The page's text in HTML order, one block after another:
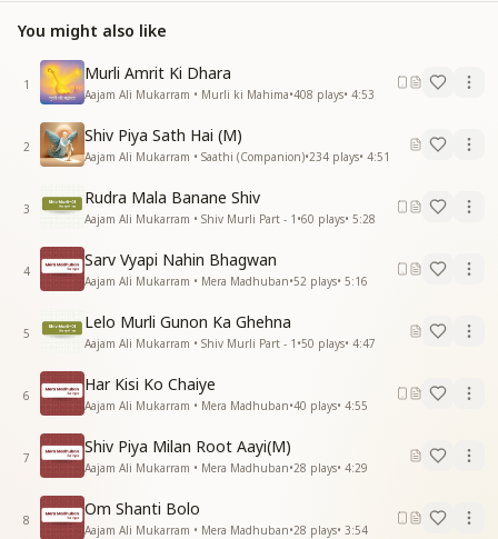
पहले विकारों का दान करो तुम और से भी कराओ
प्रभु मिलन मनाना हो तो आबू में सब चले आओ
उनकी दृष्टी पड जाएगी वो तन मन पावन कर जाएगी
रहमन कोडी से हिरा तेरा पल में हो जाएगा
मनमनाभव मामेंकम से पाए है हमने शिवम
जन्मोंजन्मांतरकी प्रभुदर्शन प्यासी तड़पती है ये आत्माएं
जन्मोंजन्मांतरकी प्रभुदर्शन प्यासी तड़पती ये आत्माएं
जीवन सुख दुख खेल बना है खेल रहे हम बाजी
प्रार्थना पूजा अजान से ही शिवजी होते है राजी
सच्चे दिलसे दिलवालो की प्रभुजी माला बनाते है
ज्ञान योग धारणा सेवा से जो जीवन बनाते है
मुक्ति जीवन मुक्ति से ही प्रभु जी ये सृष्टी चलाए
जन्मोंजन्मांतरकी प्रभुदर्शन प्यासी तड़पती है ये आत्माएं
मंदिर मस्जिद गिरिजा गुरुद्वारे में प्रभु पियाको बुलाए
जन्मोंजन्मांतरकी प्रभुदर्शन प्यासी तड़पती है ये आत्माएं
जन्मोंजन्मांतरकी प्रभुदर्शन प्यासी तड़पती है ये आत्माएं
_________
You might also like
1
Murli Amrit Ki Dhara
Aajam Ali Mukarram • Murli ki Mahima•408 plays• 4:53
2
Shiv Piya Sath Hai (M)
Aajam Ali Mukarram • Saathi (Companion)•234 plays• 4:51
3
Rudra Mala Banane Shiv
Aajam Ali Mukarram • Shiv Murli Part - 1 •60 plays• 5:28
4
Sarv Vyapi Nahin Bhagwan
Aajam Ali Mukarram • Mera Madhuban•52 plays• 5:16
5
Lelo Murli Gunon Ka Ghehna
Aajam Ali Mukarram • Shiv Murli Part - 1 •50 plays• 4:47
6
Har Kisi Ko Chaiye
Aajam Ali Mukarram • Mera Madhuban•40 plays• 4:55
7
Shiv Piya Milan Root Aayi(M)
Aajam Ali Mukarram • Mera Madhuban•28 plays• 4:29
8
Om Shanti Bolo
Aajam Ali Mukarram • Mera Madhuban•28 plays• 3:54